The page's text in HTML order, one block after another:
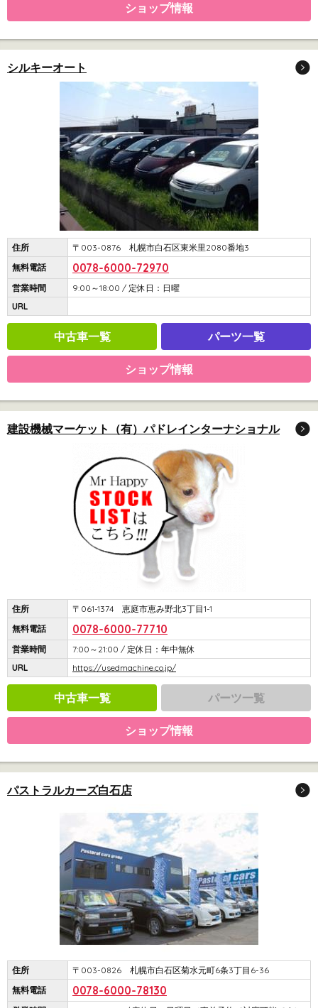
ショップ情報
シルキーオート
住所
〒003-0876 札幌市白石区東米里2080番地3
無料電話
0078-6000-72970
営業時間
9:00～18:00 / 定休日：日曜
URL
中古車一覧 パーツ一覧
ショップ情報
建設機械マーケット（有）パドレインターナショナル
住所
〒061-1374 恵庭市恵み野北3丁目1-1
無料電話
0078-6000-77710
営業時間
7:00～21:00 / 定休日：年中無休
URL
https://usedmachine.co.jp/
中古車一覧 パーツ一覧
ショップ情報
パストラルカーズ白石店
住所
〒003-0826 札幌市白石区菊水元町6条3丁目6-36
無料電話
0078-6000-78130